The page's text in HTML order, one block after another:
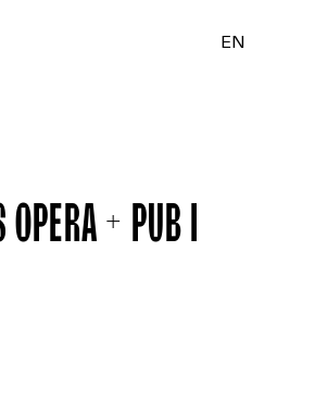
EN
+ Pub i